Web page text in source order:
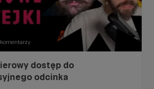
dostęp do
odcinka